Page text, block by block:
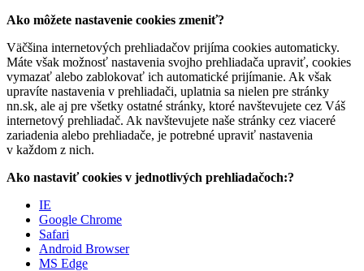
Ako môžete nastavenie cookies zmeniť?
Väčšina internetových prehliadačov prijíma cookies automaticky.
Máte však možnosť nastavenia svojho prehliadača upraviť, cookies
vymazať alebo zablokovať ich automatické prijímanie. Ak však
upravíte nastavenia v prehliadači, uplatnia sa nielen pre stránky
nn.sk, ale aj pre všetky ostatné stránky, ktoré navštevujete cez Váš
internetový prehliadač. Ak navštevujete naše stránky cez viaceré
zariadenia alebo prehliadače, je potrebné upraviť nastavenia
v každom z nich.
Ako nastaviť cookies v jednotlivých prehliadačoch:?
IE
Google Chrome
Safari
Android Browser
MS Edge